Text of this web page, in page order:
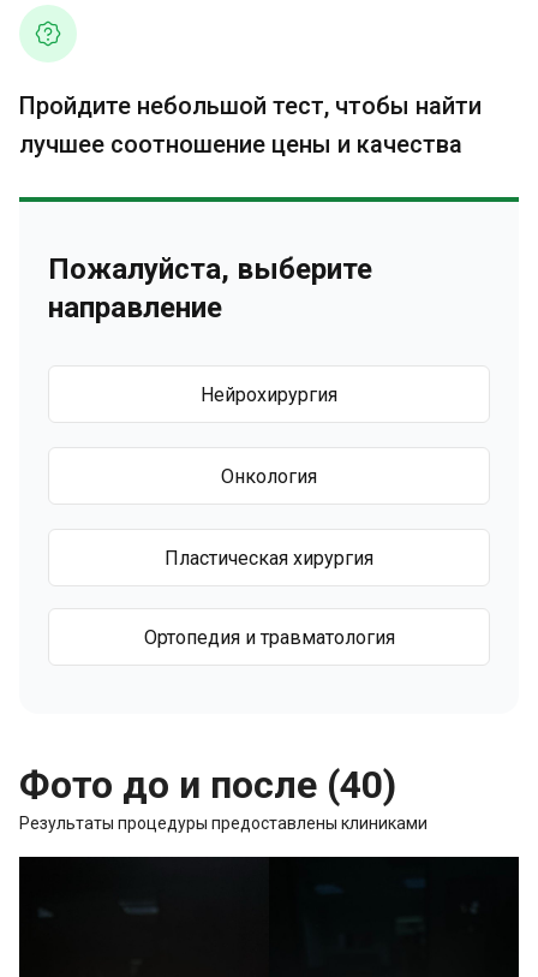
Пройдите небольшой тест, чтобы найти
лучшее соотношение цены и качества
Пожалуйста, выберите
направление
Нейрохирургия
Онкология
Пластическая хирургия
Ортопедия и травматология
Фото до и после (40)
Результаты процедуры предоставлены клиниками